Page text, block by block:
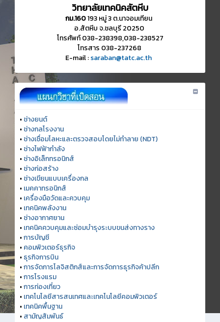
วิทยาลัยเทคนิคสัตหีบ
กม.160193 หมู่ 3 ต.นาจอมเทียน
อ.สัตหีบ จ.ชลบุรี 20250
โทรศัพท์ 038-238398,038-238527
โทรสาร 038-237268
E-mail :saraban@tatc.ac.th
• ช่างยนต์
• ช่างกลโรงงาน
• ช่างเชื่อมโลหะและตรวจสอบโดยไม่ทำลาย (NDT)
• ช่างไฟฟ้ากำลัง
• ช่างอิเล็กทรอนิกส์
• ช่างก่อสร้าง
• ช่างเขียนแบบเครื่องกล
• เมคคาทรอนิกส์
• เครื่องมือวัดและควบคุม
• เทคนิคพลังงาน
• ช่างอากาศยาน
• เทคนิคควบคุมและซ่อมบำรุงระบบขนส่งทางราง
•การบัญชี
• คอมพิวเตอร์ธุรกิจ
• ธุรกิจการบิน
•การจัดการโลจิสติกส์และการจัดการธุรกิจค้าปลีก
•การโรงแรม
•การท่องเที่ยว
• เทคโนโลยีสารสนเทศและเทคโนโลยีคอมพิวเตอร์
• เทคนิคพื้นฐาน
• สามัญสัมพันธ์